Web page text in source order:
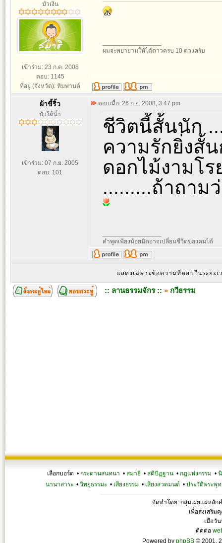
บัวเงิน
เข้าร่วม: 23 ก.ค. 2008
ตอบ: 1145
ที่อยู่ (จังหวัด): หิมพานต์
ผมจะพยายามให้ได้ดาวครบ 10 ดวงครับ
ผ้าขี้ริ้ว
บัวใต้น้ำ
เข้าร่วม: 07 ก.ย. 2005
ตอบ: 101
ตอบเมื่อ: 26 ก.ย. 2008, 3:47 pm
ชีวิตนี้สั้นนัก
ความรักยิ่งสั้
ดอกไม้งามโร
.........ถ้าถาม
คำพูดเพียงน้อยนิดอาจเปลี่ยนชีวิตของคนได้
แสดงเฉพาะข้อความที่ตอบในระยะ
:: ลานธรรมจักร :: » กวีธรรม
เลือกบอร์ด • กระดานสนทนา • สมาธิ • สติปัฏฐาน • กฎแห่งกรรม •
นานาสาระ• วิทยุธรรมะ• เสียงธรรม • เสียงสวดมนต์ • ประวัติพระพุท
จัดทำโดย กลุ่มเผยแผ่หลัก
เพื่อส่งเสริม
เมื่อวั
ติดต่อ
Powered by phpBB © 2001,